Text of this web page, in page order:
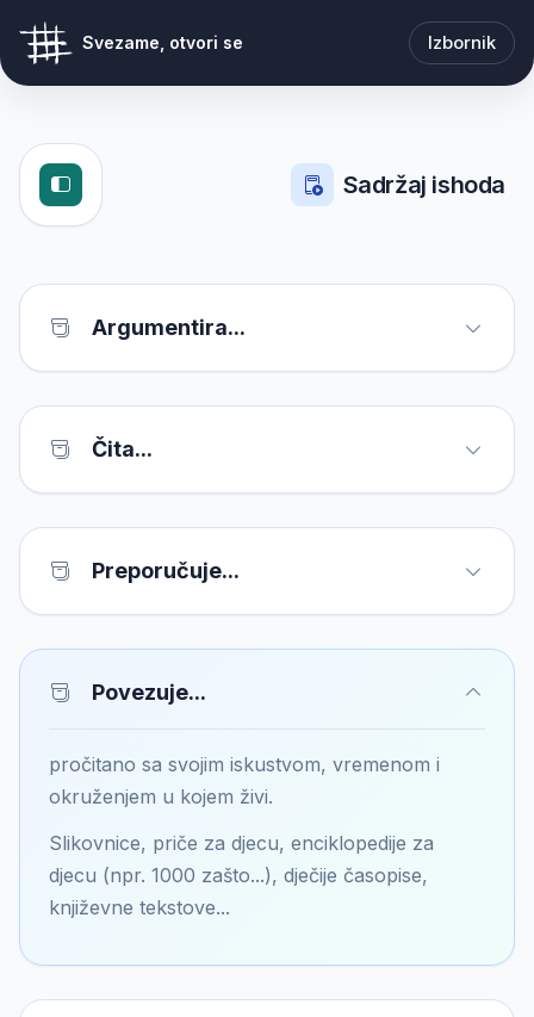
Svezame, otvori se Izbornik
Sadržaj ishoda
Argumentira...
Čita...
Preporučuje...
Povezuje...
pročitano sa svojim iskustvom, vremenom i
okruženjem u kojem živi.
Slikovnice, priče za djecu, enciklopedije za
djecu (npr. 1000 zašto...), dječije časopise,
književne tekstove...